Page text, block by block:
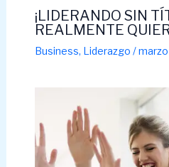
¡LIDERANDO SIN
REALMENTE
Business, Liderazgo /marzo